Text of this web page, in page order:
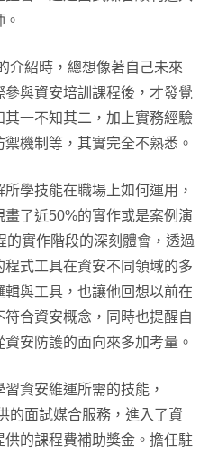
介紹時，總想像著自己未來
與資安培訓課程後，才發覺
一不知其二，加上實務經驗
機制等，其實完全不熟悉。
學技能在職場上如何運用，
畫了近50%的實作或是案例演
的實作階段的深刻體會，透過
式工具在資安不同領域的多
與工具，也讓他回想以前在
合資安概念，同時也提醒自
安防護的面向來多加考量。
資安維運所需的技能，
的面試媒合服務，進入了資
供的課程費補助獎金。擔任駐